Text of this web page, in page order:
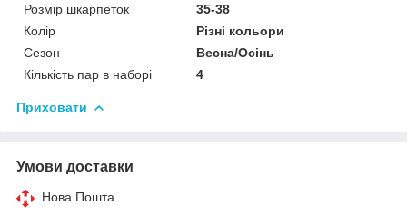
Розмір шкарпеток
35-38
Колір
Різні кольори
Сезон
Весна/Осінь
Кількість пар в наборі
4
Приховати
Умови доставки
Нова Пошта